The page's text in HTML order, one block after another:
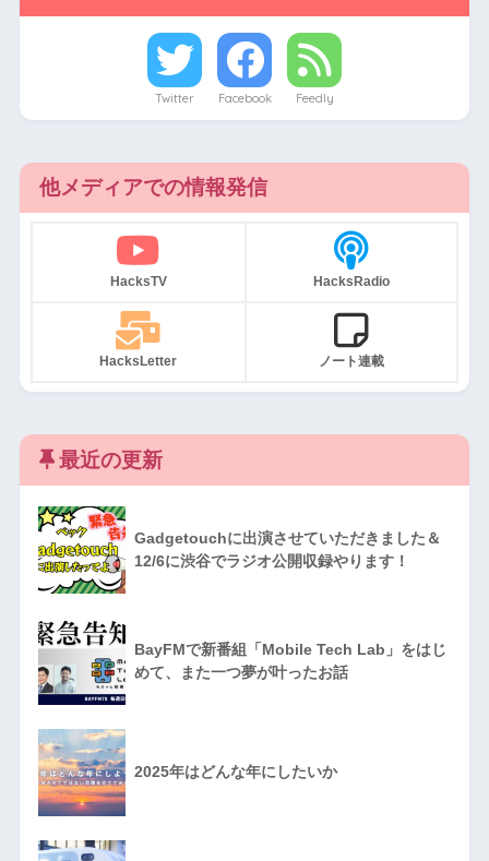
Twitter Facebook Feedly
他メディアでの情報発信
HacksTV HacksRadio
HacksLetter ノート連載
最近の更新
Gadgetouchに出演させていただきました＆
12/6に渋谷でラジオ公開収録やります！
BayFMで新番組「Mobile Tech Lab」をはじ
めて、また一つ夢が叶ったお話
2025年はどんな年にしたいか